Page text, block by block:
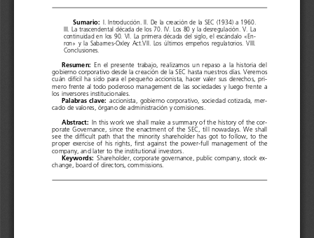
Sumario:
  I. Introducción. II.
De la creación de la SEC (1934) a 1960.
III. La trascendental década de los 70. IV. Los 80 y la desregulación. V. La
continuidad en los 90. VI. La primera década del siglo, el escándalo «En-
ron»  y  la  Sabarnes-Oxley  Act.VII.  Los  últimos  empeños  regulatorios.  VIII.
Conclusiones.
Resumen: En  el  presente  trabajo,  realizamos  un  repaso  a  la  historia  del
gobierno corporativo desde la creación de la SEC hasta nuestros días. Veremos
cuán  difícil  ha  sido  para  el  pequeño  accionista,  hacer  valer  sus  derechos,  pri-
mero frente al todo poderoso management de las sociedades y luego frente a
los inversores institucionales.
Palabras clave: accionista, gobierno corporativo, sociedad cotizada, mer-
cado de valores, órgano de administración y comisiones.
Abstract: In this work we shall make a summary of the history of the cor-
porate  Governance,  since  the  enactment  of  the  SEC,  till  nowadays.  We  shall
see  the  difficult  path  that  the  minority  shareholder  has  got  to  follow,  to  the
proper  exercise  of  his  rights,  first  against  the  power-full  management  of  the
company, and later to the institutional investors.
Keywords: Shareholder, corporate governance, public company, stock ex-
change, board of directors, commissions.